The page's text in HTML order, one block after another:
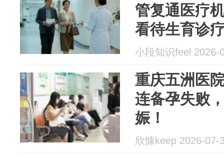
管复通医疗
看待生育诊
小段知识feel 2026-
重庆五洲医
连备孕失败
娠！
欣慷keep 2026-07-